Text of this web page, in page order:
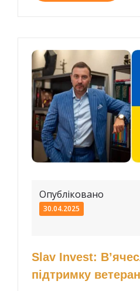
Опубліковано
30.04.2025
Slav Invest:
підтримку